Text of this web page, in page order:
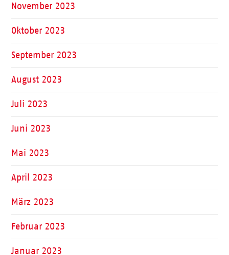
November 2023
Oktober 2023
September 2023
August 2023
Juli 2023
Juni 2023
Mai 2023
April 2023
März 2023
Februar 2023
Januar 2023